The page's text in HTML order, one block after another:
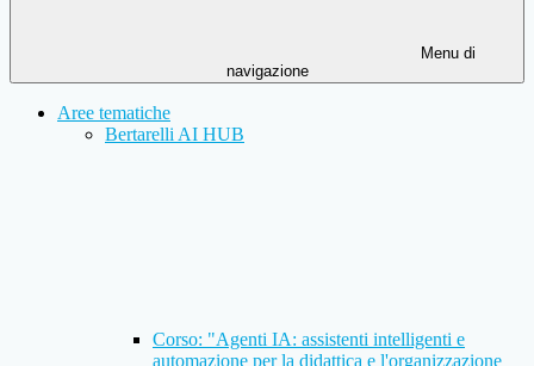
Menu di
navigazione
Aree tematiche
Bertarelli AI HUB
Corso: "Agenti IA: assistenti intelligenti e
automazione per la didattica e l'organizzazione